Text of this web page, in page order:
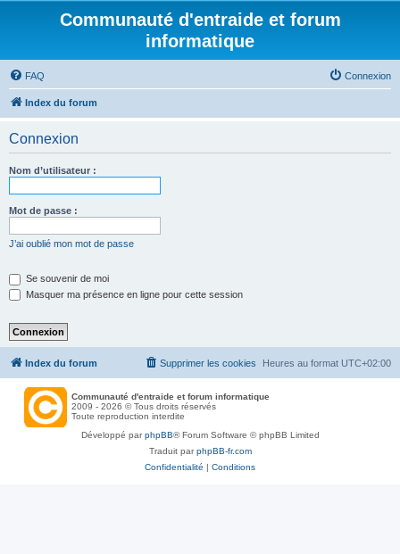
Communauté d'entraide et forum
informatique
FAQ Connexion
Index du forum
Connexion
Nom d’utilisateur :
Mot de passe :
J’ai oublié mon mot de passe
Se souvenir de moi
Masquer ma présence en ligne pour cette session
Index du forum Heures au format UTC+02:00
Supprimer les cookies
Communauté d'entraide et forum informatique
2009 - 2026 © Tous droits réservés
Toute reproduction interdite
Développé parphpBB® Forum Software © phpBB Limited
Traduit parphpBB-fr.com
Confidentialité | Conditions